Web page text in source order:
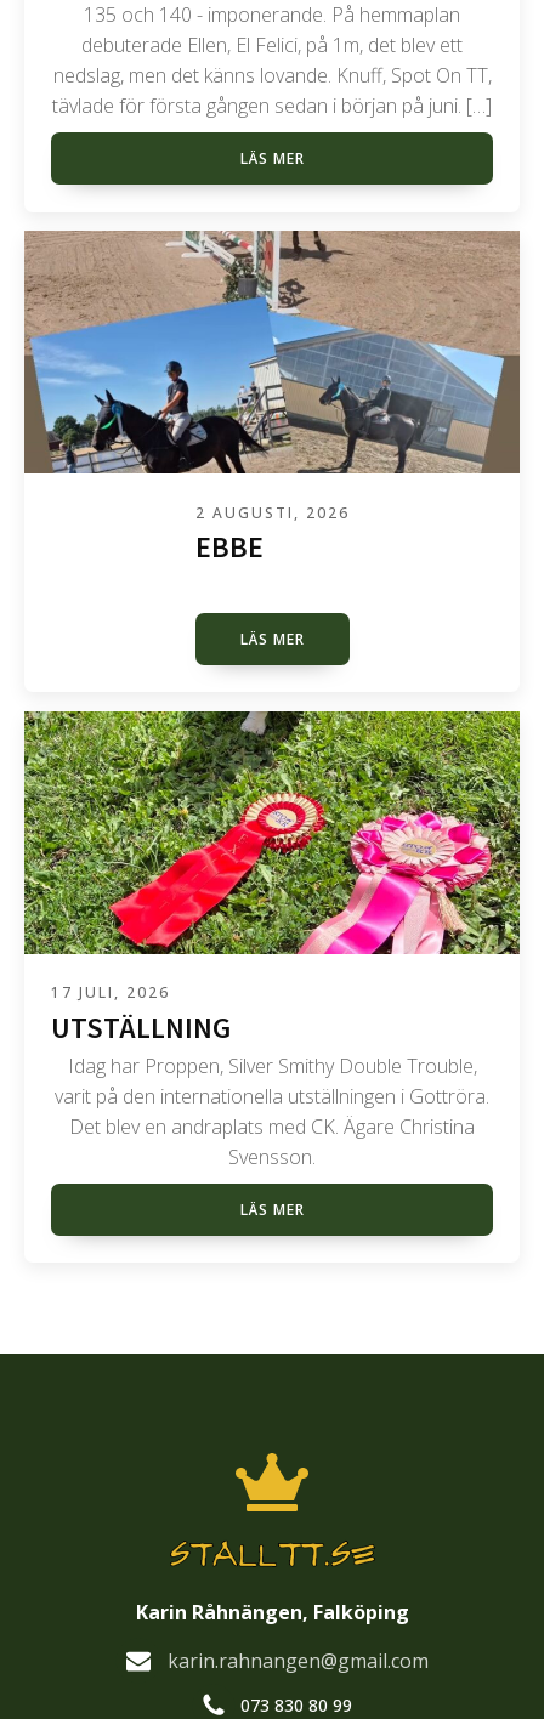
135 och 140 - imponerande. På hemmaplan
debuterade Ellen, El Felici, på 1m, det blev ett
nedslag, men det känns lovande. Knuff, Spot On TT,
tävlade för första gången sedan i början på juni. […]
LÄS MER
2 AUGUSTI, 2026
EBBE
LÄS MER
17 JULI, 2026
UTSTÄLLNING
Idag har Proppen, Silver Smithy Double Trouble,
varit på den internationella utställningen i Gottröra.
Det blev en andraplats med CK. Ägare Christina
Svensson.
LÄS MER
Karin Råhnängen, Falköping
karin.rahnangen@gmail.com
073 830 80 99